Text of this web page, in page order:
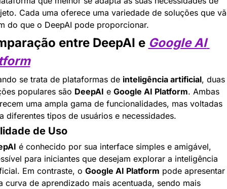
Cada uma oferece uma variedade de soluções que
do que o DeepAI pode proporcionar.
entre DeepAI e Google AI
se trata de plataformas de inteligência artificial, duas
populares são DeepAI e Google AI Platform. Ambas
uma ampla gama de funcionalidades, mas voltadas
diferentes tipos de usuários e necessidades.
de Uso
é conhecido por sua interface simples e amigável,
para iniciantes que desejam explorar a inteligência
Em contraste, o Google AI Platform pode apresentar
curva de aprendizado mais acentuada, sendo mais